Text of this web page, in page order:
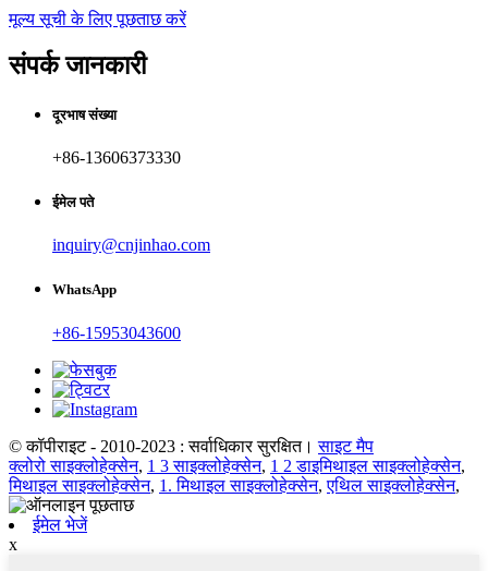
मूल्य सूची के लिए पूछताछ करें
संपर्क जानकारी
दूरभाष संख्या
+86-13606373330
ईमेल पते
inquiry@cnjinhao.com
WhatsApp
+86-15953043600
© कॉपीराइट - 2010-2023 : सर्वाधिकार सुरक्षित। साइट मैप
क्लोरो साइक्लोहेक्सेन, 1 3 साइक्लोहेक्सेन, 1 2 डाइमिथाइल साइक्लोहेक्सेन,
मिथाइल साइक्लोहेक्सेन, 1. मिथाइल साइक्लोहेक्सेन,एथिल साइक्लोहेक्सेन,
ईमेल भेजें
x